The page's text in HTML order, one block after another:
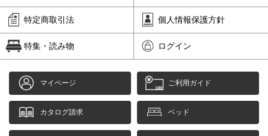
特定商取引法 個人情報保護方針
特集・読み物 ログイン
マイページ ご利用ガイド
カタログ請求 ベッド